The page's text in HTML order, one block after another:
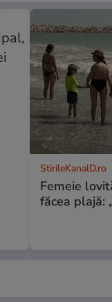
StirileKanalD.ro
Femeie
făcea plajă: